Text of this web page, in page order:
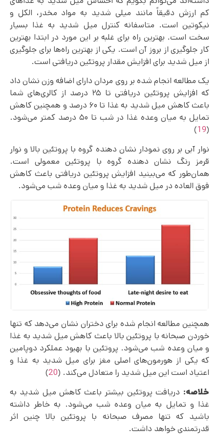
کم ارزش دقیقاً مانند میلی شدید به مواد مخدر‌، الکل و
نیکوتین است. متاسفانه کنترل میل شدید به غذا بسیار
سخت است. بهترین راه برای غلبه بر این مورد در ابتدا بهترین
کار جلوگیری از بروز آن است. یکی از بهترین راه‌ها برای جلوگیری
از میل شدید برای افزایش مقدار پروتئین دریافتی است.
یک مطالعه‌ انجام شده بر روی مردان دارای اضافه وزن نشان داد
که افزایش پروتئین دریافتی تا ۲۵ درصد از کالری‌های شما
باعث کاهش میل شدید به غذا تا ۶۰ درصد و همچنین کاهش
تمایل به میان وعده غذا در شب تا ۵۰ درصد کمتر می‌شود.
(
19
)
نوار آبی بر روی نمودار نشان دهنده گروه با پروتئین بالا و نوار
قرمز رنگ نشان دهنده گروه با پروتئین معمولی است.
همان‌طور که می‌بینید افزایش پروتئین دریافتی باعث کاهش
فوق العاده در میل شدید به غذا و میان وعده شب می‌شود.
همچنین مطالعه انجام شده برای دختران نشان می‌دهد که تنها
خوردن صبحانه با پروتئین بالا باعث کاهش میل شدید به غذا
و میان وعده شب می‌شود. پروتئین با بهبود عملکرد دوپامین
که یکی از هورمون‌های اصلی مغز برای میل شدید به غذا و
اعتیاد است این میل شدید را متعادل می‌کند. (20
)
خلاصه: دریافت پروتئین بیشتر باعث کاهش میل شدید به
غذا و تمایل به میان وعده شب می‌شود. به خاطر داشته
باشید که تنها مصرف صبحانه با پروتئین بالا چنین اثر
قدرتمندی خواهد داشت.